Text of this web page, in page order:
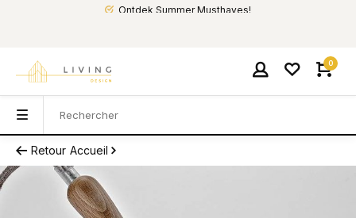
Ontdek Summer Musthaves!
0
Retour Accueil